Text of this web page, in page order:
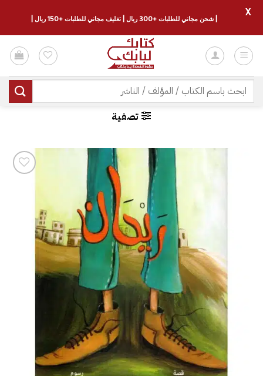
للمحتوى
البحث
عن:
تصفية
| شحن مجاني للطلبات +300 ريال | تغليف مجاني للطلبات +150 ريال |
X